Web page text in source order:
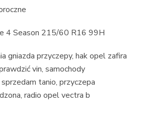
4 Season 215/60 R16 99H
gniazda przyczepy, hak opel zafira
vin, samochody
tanio, przyczepa
radio opel vectra b